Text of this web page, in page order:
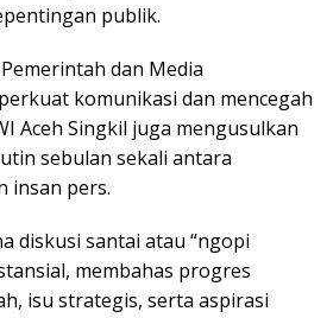
publik.
dan Media
komunikasi dan mencegah
Aceh Singkil juga mengusulkan
sebulan sekali antara
insan pers.
diskusi santai atau “ngopi
membahas progres
isu strategis, serta aspirasi